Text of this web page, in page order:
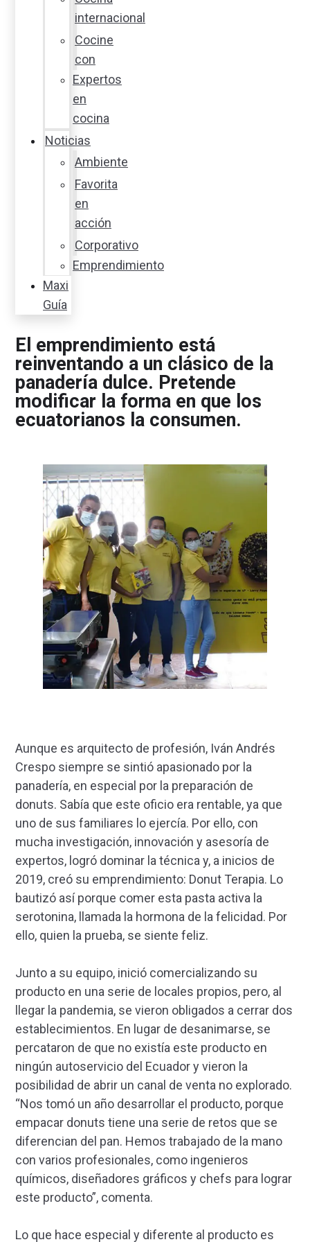
internacional
Cocine
con
Expertos
en
cocina
Noticias
Ambiente
Favorita
en
acción
Corporativo
Emprendimiento
Maxi
Guía
El emprendimiento está
reinventando a un clásico de la
panadería dulce. Pretende
modificar la forma en que los
ecuatorianos la consumen.
Aunque es arquitecto de profesión, Iván Andrés
Crespo siempre se sintió apasionado por la
panadería, en especial por la preparación de
donuts. Sabía que este oficio era rentable, ya que
uno de sus familiares lo ejercía. Por ello, con
mucha investigación, innovación y asesoría de
expertos, logró dominar la técnica y, a inicios de
2019, creó su emprendimiento: Donut Terapia. Lo
bautizó así porque comer esta pasta activa la
serotonina, llamada la hormona de la felicidad. Por
ello, quien la prueba, se siente feliz.
Junto a su equipo, inició comercializando su
producto en una serie de locales propios, pero, al
llegar la pandemia, se vieron obligados a cerrar dos
establecimientos. En lugar de desanimarse, se
percataron de que no existía este producto en
ningún autoservicio del Ecuador y vieron la
posibilidad de abrir un canal de venta no explorado.
“Nos tomó un año desarrollar el producto, porque
empacar donuts tiene una serie de retos que se
diferencian del pan. Hemos trabajado de la mano
con varios profesionales, como ingenieros
químicos, diseñadores gráficos y chefs para lograr
este producto”, comenta.
Lo que hace especial y diferente al producto es